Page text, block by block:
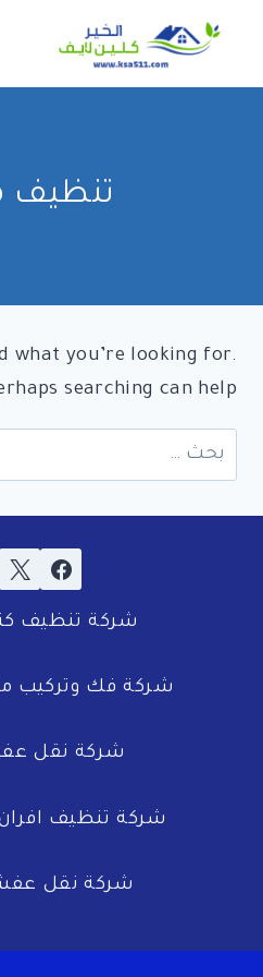
المحتوى
تنظيف
what you’re looking for.
searching can help.
البحث
عن:
شركة تنظيف
شركة فك وتركيب
شركة نقل
شركة تنظيف افران
شركة نقل